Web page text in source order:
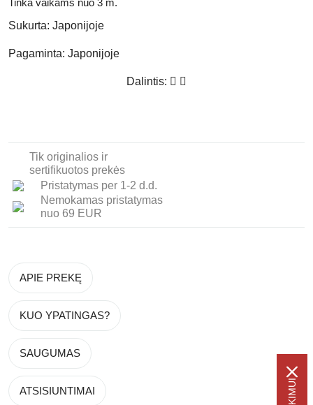
Tinka vaikams nuo 3 m.
Sukurta: Japonijoje
Pagaminta: Japonijoje
Dalintis:
Tik originalios ir
sertifikuotos prekės
Pristatymas per 1-2 d.d.
Nemokamas pristatymas
nuo 69 EUR
APIE PREKĘ
KUO YPATINGAS?
SAUGUMAS
ATSISIUNTIMAI